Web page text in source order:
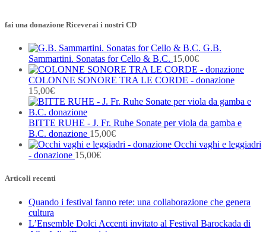
fai una donazione Riceverai i nostri CD
G.B.
Sammartini. Sonatas for Cello & B.C. 15,00€
COLONNE SONORE TRA LE CORDE - donazione
15,00€
BITTE RUHE - J. Fr. Ruhe Sonate per viola da gamba e
B.C. donazione 15,00€
Occhi vaghi e leggiadri
- donazione 15,00€
Articoli recenti
Quando i festival fanno rete: una collaborazione che genera
cultura
L’Ensemble Dolci Accenti invitato al Festival Barockada di